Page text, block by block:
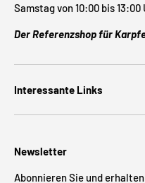
Samstag von 10:00 bis 13:00
Der Referenzshop für
Interessante Links
Newsletter
Abonnieren Sie und